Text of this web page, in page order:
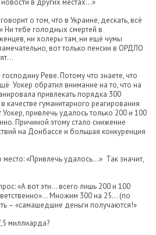
о том, что в Украине, дескать, всё
Ни тебе голодных смертей в
ни холеры там, ни ещё чумы
вот только пенсии в ОРДЛО
Реве. Потому что знаете, что
Уокер обратил внимание на то, что на
привлекать порядка 300
гуманитарного реагирования
привлечь удалось только 200 и 100
Причиной этому стало снижение
на Донбассе и большая конкуренция
место: «Привлечь удалось…» Так значит,
«А вот эти… всего лишь 200 и 100
Множим 300 на 25… (по
– «самашедшие деньги получаются!»
миллиарда?